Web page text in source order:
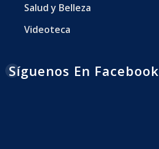
Salud y Belleza
Videoteca
Síguenos En Facebook